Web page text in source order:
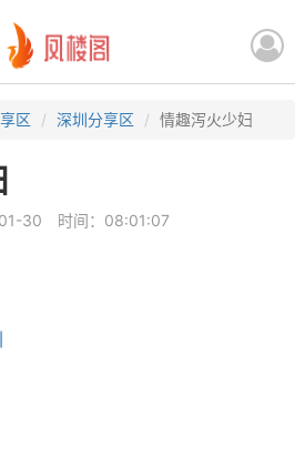
区 深圳分享区 情趣泻火少妇
30 时间：08:01:07